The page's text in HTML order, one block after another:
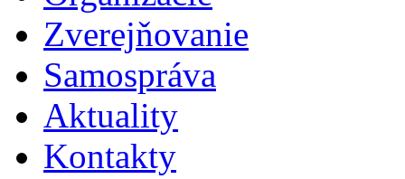
Zverejňovanie
Samospráva
Aktuality
Kontakty